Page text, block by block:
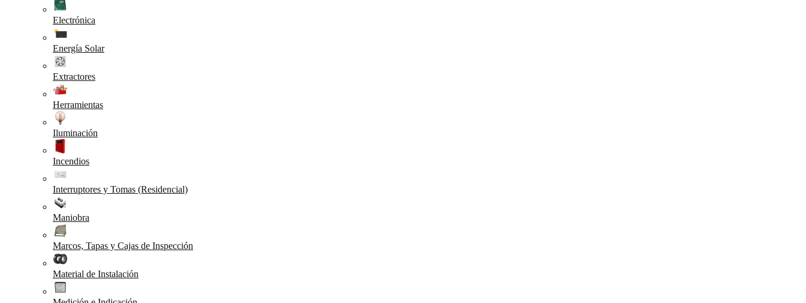
Electrónica
Energía Solar
Extractores
Herramientas
Iluminación
Incendios
Interruptores y Tomas (Residencial)
Maniobra
Marcos, Tapas y Cajas de Inspección
Material de Instalación